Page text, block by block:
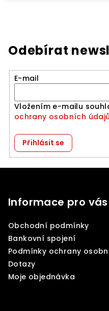
Odebírat
E-mail
Vložením e-mailu
ochrany osobních údajů
Přihlásit se
Informace pro vás
Obchodní podmínky
Bankovní spojení
Podmínky ochrany
Dotazy
Moje objednávka